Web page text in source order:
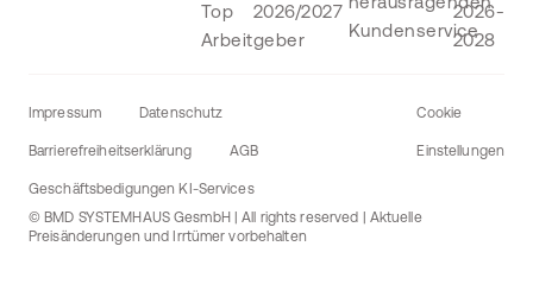
Impressum Datenschutz
Barrierefreiheitserklärung AGB
Geschäftsbedigungen KI-Services
Cookie
Einstellungen
© BMD SYSTEMHAUS GesmbH | All rights reserved | Aktuelle
Preisänderungen und Irrtümer vorbehalten